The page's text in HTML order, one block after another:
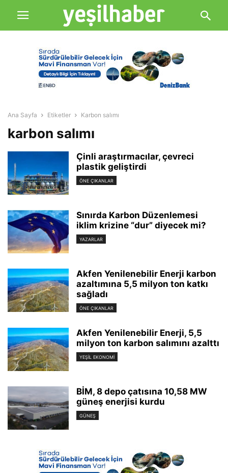
Ana Sayfa Etiketler Karbon salımı
karbon salımı
Çinli araştırmacılar, çevreci
plastik geliştirdi
ÖNE ÇIKANLAR
Sınırda Karbon Düzenlemesi
iklim krizine “dur” diyecek mi?
YAZARLAR
Akfen Yenilenebilir Enerji karbon
azaltımına 5,5 milyon ton katkı
sağladı
ÖNE ÇIKANLAR
Akfen Yenilenebilir Enerji, 5,5
milyon ton karbon salımını azalttı
YEŞIL EKONOMI
BİM, 8 depo çatısına 10,58 MW
güneş enerjisi kurdu
GÜNEŞ